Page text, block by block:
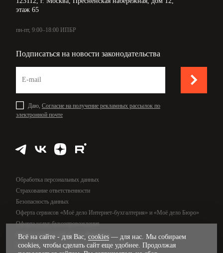
этаж 65
пн-пт, 9:00–18:00 ИПБР
Подписаться на новости законодательства
Даю, Согласие на получение рекламных рассылок по
электронной почте
Обработка персональных данных
Страхование ответственности
Безопасность данных
Оферта сервисов «Моё дело Интернет-бухгалтерия» и «Моё дело Бюро»
Оферта услуг бухсопровождения
Оферта сервиса «Моё дело Финансы»
Оферта услуг управленческого учёта
Всё на сайте - для Вас, cookies — для нас. Мы собираем
cookies, чтобы сделать сайт еще удобнее. Продолжая